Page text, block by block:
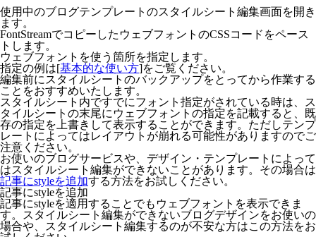
使用中のブログテンプレートのスタイルシート編集画面を開き
ます。
FontStreamでコピーしたウェブフォントのCSSコードをペース
トします。
ウェブフォントを使う箇所を指定します。
指定の例は[基本的な使い方]をご覧ください。
編集前にスタイルシートのバックアップをとってから作業する
ことをおすすめいたします。
スタイルシート内ですでにフォント指定がされている時は、ス
タイルシートの末尾にウェブフォントの指定を記載すると、既
存の指定を上書きして表示することができます。ただしテンプ
レートによってはレイアウトが崩れる可能性がありますのでご
注意ください。
お使いのブログサービスや、デザイン・テンプレートによって
はスタイルシート編集ができないことがあります。その場合は
記事にstyleを追加する方法をお試しください。
記事にstyleを追加
記事にstyleを適用することでもウェブフォントを表示できま
す。スタイルシート編集ができないブログデザインをお使いの
場合や、スタイルシート編集するのが不安な方はこの方法をお